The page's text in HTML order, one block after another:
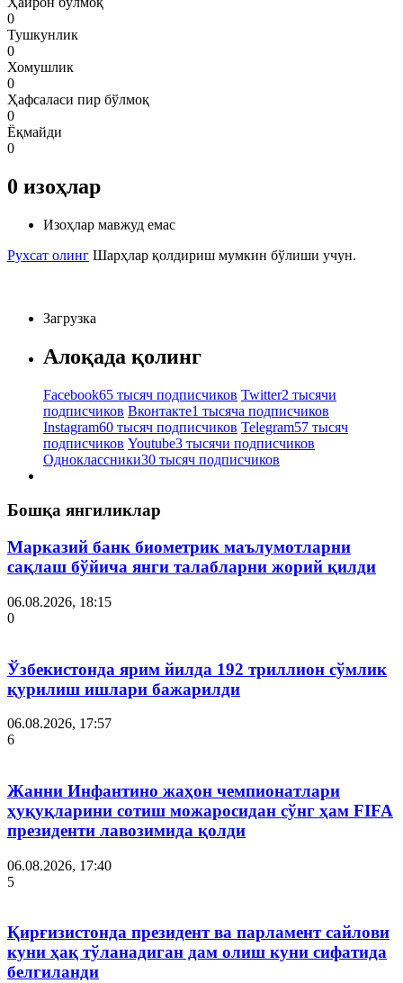
0
Тушкунлик
0
Хомушлик
0
Ҳафсаласи пир бўлмоқ
0
Ёқмайди
0
0 изоҳлар
Изоҳлар мавжуд емас
Рухсат олинг Шарҳлар қолдириш мумкин бўлиши учун.
Загрузка
Алоқада қолинг
Facebook65 тысяч подписчиков Twitter2 тысячи
подписчиков Вконтакте1 тысяча подписчиков
Instagram60 тысяч подписчиков Telegram57 тысяч
подписчиков Youtube3 тысячи подписчиков
Одноклассники30 тысяч подписчиков
Бошқа янгиликлар
Марказий банк биометрик маълумотларни
сақлаш бўйича янги талабларни жорий қилди
06.08.2026, 18:15
0
Ўзбекистонда ярим йилда 192 триллион сўмлик
қурилиш ишлари бажарилди
06.08.2026, 17:57
6
Жанни Инфантино жаҳон чемпионатлари
ҳуқуқларини сотиш можаросидан сўнг ҳам FIFA
президенти лавозимида қолди
06.08.2026, 17:40
5
Қирғизистонда президент ва парламент сайлови
куни ҳақ тўланадиган дам олиш куни сифатида
белгиланди